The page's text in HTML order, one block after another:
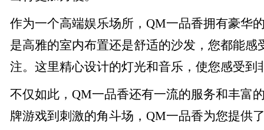
作为一个高端娱乐场所，QM一品香拥有豪华
是高雅的室内布置还是舒适的沙发，您都能感
注。这里精心设计的灯光和音乐，使您感受到
不仅如此，QM一品香还有一流的服务和丰富
牌游戏到刺激的角斗场，QM一品香为您提供